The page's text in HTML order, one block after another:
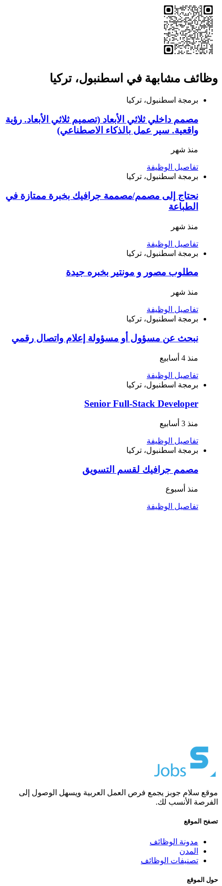
وظائف مشابهة في اسطنبول، تركيا
برمجة اسطنبول، تركيا
مصمم داخلي ثلاثي الأبعاد (تصميم ثلاثي الأبعاد. رؤية
واقعية. سير عمل بالذكاء الاصطناعي)
منذ شهر
تفاصيل الوظيفة
برمجة اسطنبول، تركيا
نحتاج إلى مصمم/مصممة جرافيك بخبرة ممتازة في
الطباعة
منذ شهر
تفاصيل الوظيفة
برمجة اسطنبول، تركيا
مطلوب مصور و مونتير بخبره جيدة
منذ شهر
تفاصيل الوظيفة
برمجة اسطنبول، تركيا
نبحث عن مسؤول أو مسؤولة إعلام واتصال رقمي
منذ 4 أسابيع
تفاصيل الوظيفة
برمجة اسطنبول، تركيا
Senior Full-Stack Developer
منذ 3 أسابيع
تفاصيل الوظيفة
برمجة اسطنبول، تركيا
مصمم جرافيك لقسم التسويق
منذ أسبوع
تفاصيل الوظيفة
موقع سلام جوبز يجمع فرص العمل العربية ويسهل الوصول إلى
الفرصة الأنسب لك.
تصفح الموقع
مدونة الوظائف
المدن
تصنيفات الوظائف
حول الموقع